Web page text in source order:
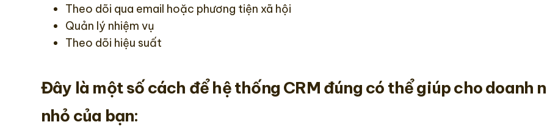
Theo dõi qua email hoặc phương tiện xã hội
Quản lý nhiệm vụ
Theo dõi hiệu suất
Đây là một số cách đểhệ thống CRM đúng có thể giúp cho doanh
nhỏ của bạn: